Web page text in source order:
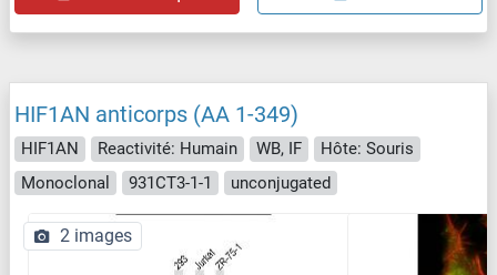
HIF1AN anticorps (AA 1-349)
HIF1AN Reactivité: Humain WB, IF
Hôte: Souris
Monoclonal
931CT3-1-1 unconjugated
2 images